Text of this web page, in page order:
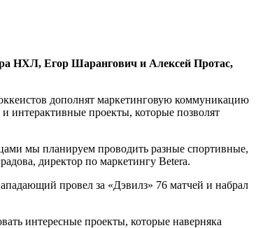
НХЛ, Егор Шарангович и Алексей Протас,
дополнят маркетинговую коммуникацию
интерактивные проекты, которые позволят
мы планируем проводить разные спортивные,
директор по маркетингу Betera.
провел за «Дэвилз» 76 матчей и набрал
интересные проекты, которые наверняка